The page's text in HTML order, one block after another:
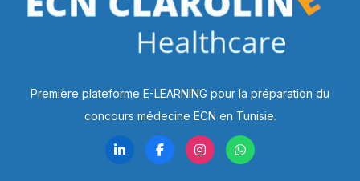
Première plateforme E-LEARNING pour la préparation du
concours médecine ECN en Tunisie.